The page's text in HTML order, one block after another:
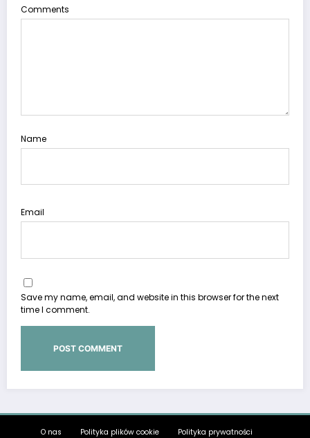
Comments
Name
Email
Save my name, email, and website in this browser for the next
time I comment.
O nas Polityka plików cookie Polityka prywatności